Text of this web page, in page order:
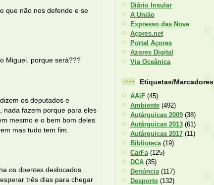
que não nos defende e se
Miguel. porque será???
os deputados e
nada fazem porque para eles
mesmo e o bem bom deles
mas tudo tem fim.
os doentes deslocados
três dias para chegar
Diário Insular
A União
Expresso das Nove
Açores.net
Portal Açores
Azores Digital
Via Oceânica
Etiquetas/Marcadores
AAiF (45)
Ambiente (492)
Autárquicas 2009 (38)
Autárquicas 2013 (61)
Autárquicas 2017 (11)
Biblioteca (19)
CarFa (125)
DCA (35)
Denúncia (117)
Desporto (132)